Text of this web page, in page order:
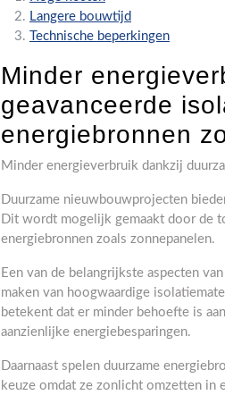
Langere bouwtijd
Technische beperkingen
Minder
geavanceerde
energiebronnen
Minder energieverbruik dankzij
Duurzame nieuwbouwprojecten
Dit wordt mogelijk gemaakt door de
energiebronnen zoals zonnepanelen.
Een van de belangrijkste aspecten
maken van hoogwaardige
betekent dat er minder behoefte is
aanzienlijke energiebesparingen.
Daarnaast spelen duurzame
keuze omdat ze zonlicht omzetten